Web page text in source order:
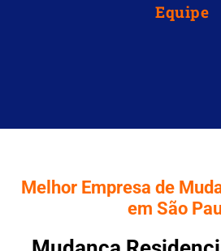
Equipe
Melhor Empresa de
em São